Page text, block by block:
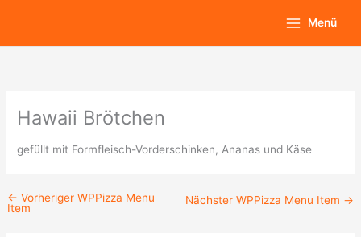
springen
Main
Menu
Menü
Hawaii Brötchen
gefüllt mit Formfleisch-Vorderschinken, Ananas und Käse
← Vorheriger WPPizza Menu
Item
Nächster WPPizza Menu Item →